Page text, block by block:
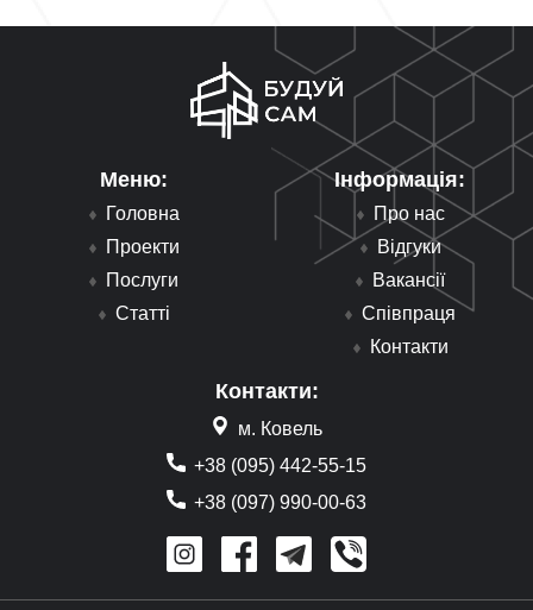
Меню:
Головна
Проекти
Послуги
Статті
Інформація:
Про нас
Відгуки
Вакансії
Співпраця
Контакти
Контакти:
м. Ковель
+38 (095) 442-55-15
+38 (097) 990-00-63